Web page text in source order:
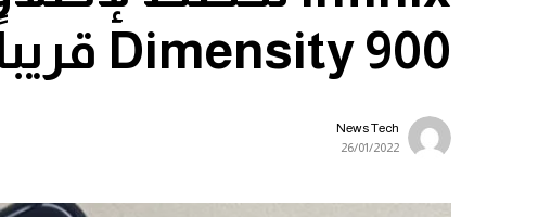
Dimensity 900 قريباً
News Tech
26/01/2022